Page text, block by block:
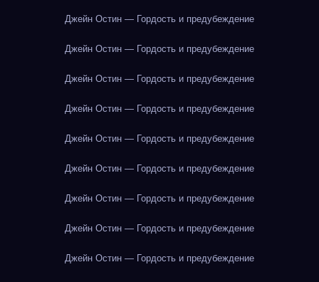
Джейн Остин — Гордость и предубеждение
Джейн Остин — Гордость и предубеждение
Джейн Остин — Гордость и предубеждение
Джейн Остин — Гордость и предубеждение
Джейн Остин — Гордость и предубеждение
Джейн Остин — Гордость и предубеждение
Джейн Остин — Гордость и предубеждение
Джейн Остин — Гордость и предубеждение
Джейн Остин — Гордость и предубеждение